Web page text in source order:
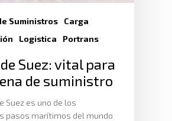
Suministros
Carga
Logistica Portrans
Suez: vital para
de suministro
Suez es uno de los
pasos marítimos del mundo